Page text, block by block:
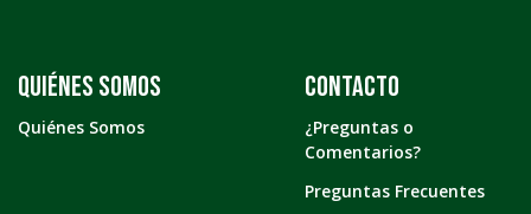
Quiénes somos
Quiénes Somos
Contacto
¿Preguntas o
Comentarios?
Preguntas Frecuentes